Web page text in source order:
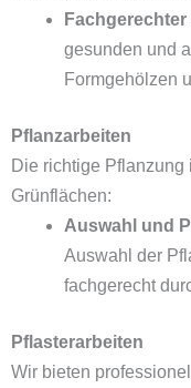
gesunden und
Formgehölzen
Pflanzarbeiten
Die richtige
Grünflächen:
Auswahl und
Auswahl der
fachgerecht
Pflasterarbeiten
Wir bieten